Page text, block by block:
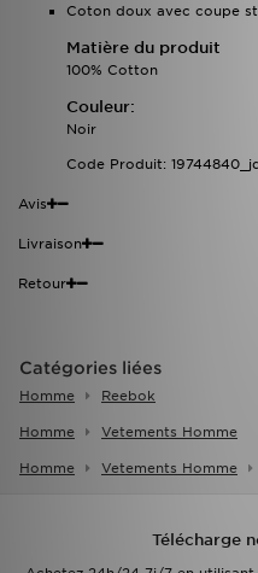
Coton doux avec coupe
Matière du produit
100% Cotton
Couleur:
Noir
Code Produit:
Avis
Livraison
Retour
Catégories liées
Homme Reebok
Homme Vetements Homme
Homme Vetements Homme
Télécharge